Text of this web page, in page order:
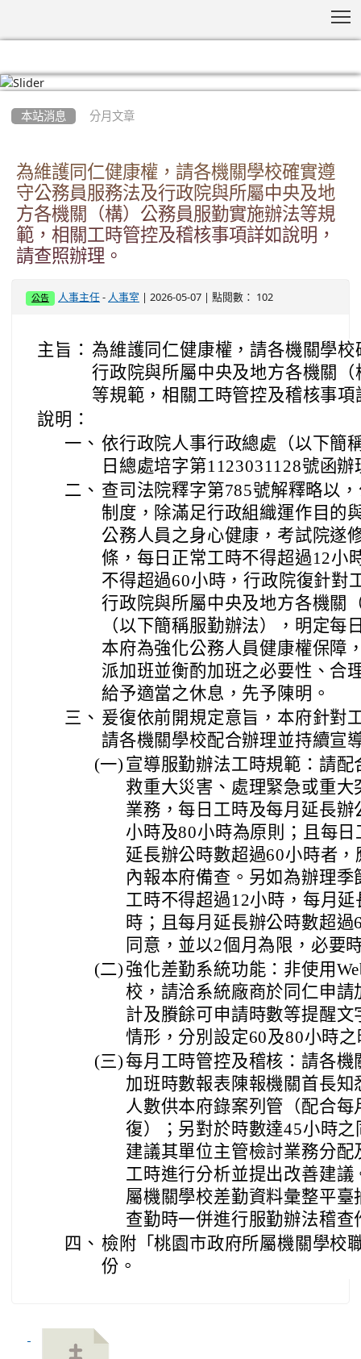
本站消息 分月文章
為維護同仁健康權，請各機關學校確實遵
守公務員服務法及行政院與所屬中央及地
方各機關（構）公務員服勤實施辦法等規
範，相關工時管控及稽核事項詳如說明，
請查照辦理。
公告 人事主任 - 人事室 | 2026-05-07 | 點閱數： 102
主旨： 為維護同仁健康權，請各機關學
行政院與所屬中央及地方各機關
等規範，相關工時管控及稽核事
說明：
一、 依行政院人事行政總處（以下簡
日總處培字第1123031128號函
二、 查司法院釋字第785號解釋略以
制度，除滿足行政組織運作目的
公務人員之身心健康，考試院遂
條，每日正常工時不得超過12小
不得超過60小時，行政院復針對
行政院與所屬中央及地方各機關
（以下簡稱服勤辦法），明定每
本府為強化公務人員健康權保障
派加班並衡酌加班之必要性、合
給予適當之休息，先予陳明。
三、 爰復依前開規定意旨，本府針對
請各機關學校配合辦理並持續宣
(一) 宣導服勤辦法工時規範：請
救重大災害、處理緊急或重
業務，每日工時及每月延長
小時及80小時為原則；且每
延長辦公時數超過60小時者
內報本府備查。另如為辦理
工時不得超過12小時，每月
時；且每月延長辦公時數超
同意，並以2個月為限，必要
(二) 強化差勤系統功能：非使用
校，請洽系統廠商於同仁申
計及賸餘可申請時數等提醒
情形，分別設定60及80小時
(三) 每月工時管控及稽核：請各
加班時數報表陳報機關首長
人數供本府錄案列管（配合
復）；另對於時數達45小時
建議其單位主管檢討業務分
工時進行分析並提出改善建
屬機關學校差勤資料彙整平
查勤時一併進行服勤辦法稽查
四、 檢附「桃園市政府所屬機關學校
份。